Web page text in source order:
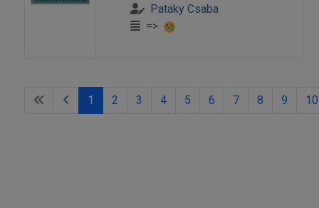
Pataky Csaba
=>
1 2 3 4 5 6 7 8 9 10